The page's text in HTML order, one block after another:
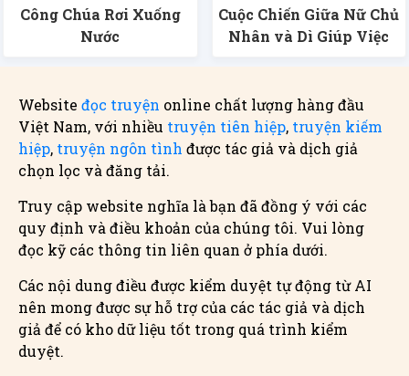
Công Chúa Rơi Xuống
Nước
Cuộc Chiến Giữa Nữ Chủ
Nhân và Dì Giúp Việc
Website đọc truyện online chất lượng hàng đầu
Việt Nam, với nhiều truyện tiên hiệp, truyện kiếm
hiệp, truyện ngôn tình được tác giả và dịch giả
chọn lọc và đăng tải.
Truy cập website nghĩa là bạn đã đồng ý với các
quy định và điều khoản của chúng tôi. Vui lòng
đọc kỹ các thông tin liên quan ở phía dưới.
Các nội dung điều được kiểm duyệt tự động từ AI
nên mong được sự hỗ trợ của các tác giả và dịch
giả để có kho dữ liệu tốt trong quá trình kiểm
duyệt.